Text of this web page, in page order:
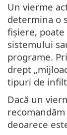
Un vierme
determina o
fișiere,
sistemului
programe.
drept
tipuri de
Dacă un
deoarece